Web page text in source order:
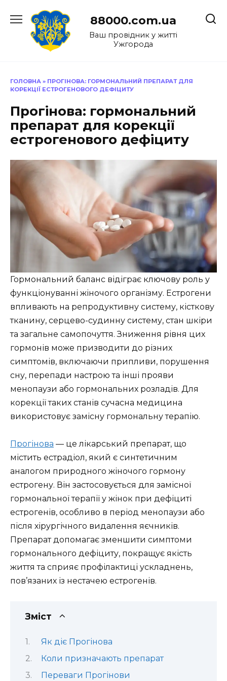
до
88000.com.ua
Ваш провідник у житті
Ужгорода
ГОЛОВНА » ПРОГІНОВА: ГОРМОНАЛЬНИЙ ПРЕПАРАТ ДЛЯ
КОРЕКЦІЇ ЕСТРОГЕНОВОГО ДЕФІЦИТУ
Прогінова: гормональний
препарат для корекції
естрогенового дефіциту
Гормональний баланс відіграє ключову роль у
функціонуванні жіночого організму. Естрогени
впливають на репродуктивну систему, кісткову
тканину, серцево-судинну систему, стан шкіри
та загальне самопочуття. Зниження рівня цих
гормонів може призводити до різних
симптомів, включаючи припливи, порушення
сну, перепади настрою та інші прояви
менопаузи або гормональних розладів. Для
корекції таких станів сучасна медицина
використовує замісну гормональну терапію.
Прогінова — це лікарський препарат, що
містить естрадіол, який є синтетичним
аналогом природного жіночого гормону
естрогену. Він застосовується для замісної
гормональної терапії у жінок при дефіциті
естрогенів, особливо в період менопаузи або
після хірургічного видалення яєчників.
Препарат допомагає зменшити симптоми
гормонального дефіциту, покращує якість
життя та сприяє профілактиці ускладнень,
пов’язаних із нестачею естрогенів.
Зміст
Як діє Прогінова
Коли призначають препарат
Переваги Прогінови